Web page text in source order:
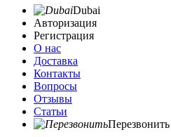
Dubai
Авторизация
Регистрация
О нас
Доставка
Контакты
Вопросы
Отзывы
Статьи
Перезвонить